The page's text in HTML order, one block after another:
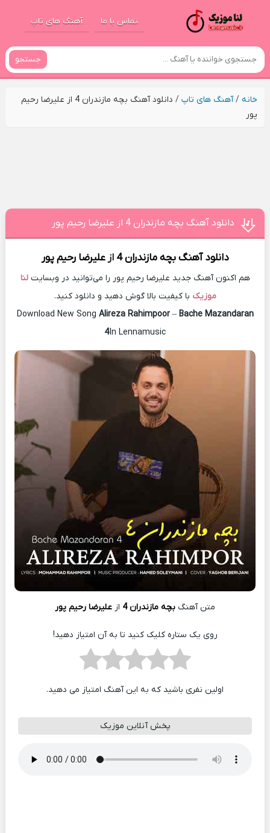
تماس با ما آهنگ های تاپ
جستجو
خانه/آهنگ های تاپ/
دانلود آهنگ بچه مازندران 4 از علیرضا رحیم
پور
دانلود آهنگ بچه مازندران 4 از علیرضا رحیم پور
دانلود آهنگ بچه مازندران 4 ازعلیرضا رحیم پور
هم اکنون آهنگ جدید علیرضا رحیم پور را می‌توانید در وبسایتلنا
موزیک با کیفیت بالا گوش دهید و دانلود کنید.
Download New Song Alireza Rahimpoor– Bache Mazandaran
4In Lennamusic
متن آهنگ بچه مازندران 4 از علیرضا رحیم پور
روی یک ستاره کلیک کنید تا به آن امتیاز دهید!
اولین نفری باشید که به این آهنگ امتیاز می دهید.
پخش آنلاین موزیک